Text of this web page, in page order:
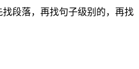
段落，再找句子级别的，再找